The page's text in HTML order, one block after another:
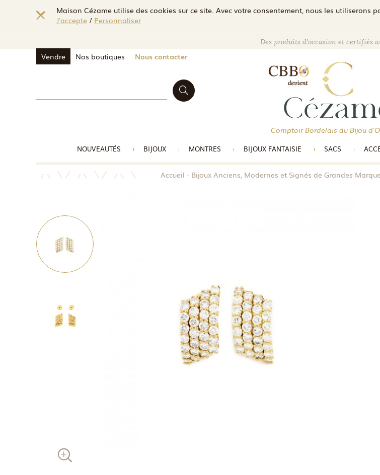
Maison Cézame utilise des cookies sur ce site. Avec votre consentement, nous les utiliserons
J'accepte / Personnaliser
Vendre Nos boutiques Nous contacter
Des produits d'occasion et certifiés
Comptoir Bordelais du Bijou
NOUVEAUTÉS BIJOUX MONTRES BIJOUX FANTAISIE SACS
Accueil Bijoux Anciens, Modernes et Signés de Grandes